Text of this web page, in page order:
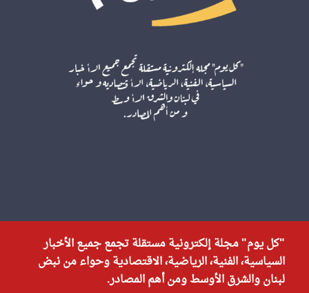
"كل يوم" مجلة إلكترونية مستقلة تجمع جميع الأخبار
السياسية، الفنية، الرياضية، الاقتصادية وحواء من نبض
لبنان والشرق الأوسط ومن أهم المصادر.